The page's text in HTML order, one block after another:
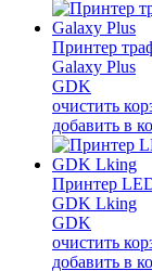
Принтер
Galaxy Plus
GDK
очистить
добавить в
Принтер
GDK Lking
GDK
очистить
добавить в